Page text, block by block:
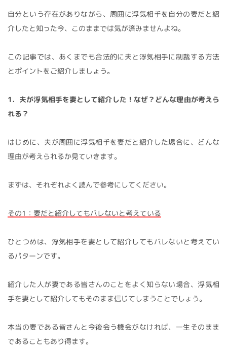
自分という存在がありながら、周囲に浮気相手を自分の妻だと紹
介したと知った今、このままでは気が済みませんよね。
この記事では、あくまでも合法的に夫と浮気相手に制裁する方法
とポイントをご紹介しましょう。
1．夫が浮気相手を妻として紹介した！なぜ？どんな理由が考えら
れる？
はじめに、夫が周囲に浮気相手を妻だと紹介した場合に、どんな
理由が考えられるか見ていきます。
まずは、それぞれよく読んで参考にしてください。
その1：妻だと紹介してもバレないと考えている
ひとつめは、浮気相手を妻として紹介してもバレないと考えてい
るパターンです。
紹介した人が妻である皆さんのことをよく知らない場合、浮気相
手を妻として紹介してもそのまま信じてしまうことでしょう。
本当の妻である皆さんと今後会う機会がなければ、一生そのまま
であることもあり得ます。